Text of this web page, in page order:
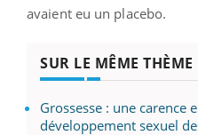
avaient eu un placebo.
SUR LE MÊME THÈME
Grossesse : une carence
développement sexuel